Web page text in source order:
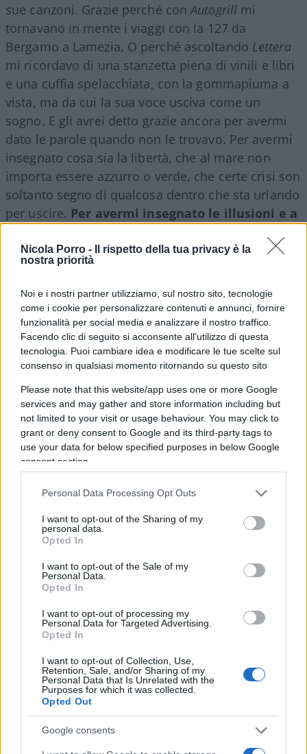
Nicola Porro -
Il rispetto della tua privacy è la
nostra priorità
Noi e i nostri partner utilizziamo, sul nostro sito, tecnologie
come i cookie per personalizzare contenuti e annunci, fornire
funzionalità per social media e analizzare il nostro traffico.
Facendo clic di seguito si acconsente all'utilizzo di questa
tecnologia. Puoi cambiare idea e modificare le tue scelte sul
consenso in qualsiasi momento ritornando su questo sito
Please note that this website/app uses one or more Google
services and may gather and store information including but
not limited to your visit or usage behaviour. You may click to
grant or deny consent to Google and its third-party tags to
use your data for below specified purposes in below Google
consent section.
Personal Data Processing Opt Outs
I want to opt-out of the Sharing of my
personal data.
Opted In
I want to opt-out of the Sale of my
Personal Data.
Opted In
I want to opt-out of processing my
Personal Data for Targeted Advertising.
Opted In
I want to opt-out of Collection, Use,
Retention, Sale, and/or Sharing of my
Personal Data that Is Unrelated with the
Purposes for which it was collected.
Opted Out
Google consents
sue canzoni. Grazie perché conAutogrill mi
tornavano in mente i viaggi con la 127 da
Bergamo a Lamezia. O perché ascoltando Lettera
mi ricordavo di una stanzetta piena di vinili e libri
e una cuffia spelacchiata, con la gommapiuma a
vista, ma da cui la sua voce usciva come un
sogno. E gli avrei detto grazie ancora per avermi
dato le parole quando non le trovavo. Per avermi
insegnato cosa sia la libertà, che al mare non
importa essere azzurro o verde, che certe crisi son
soltanto segno di qualcosa dentro che sta urlando
per uscire. Per avermi insegnato le illusioni e a
Odisseo, e poi di Cirano, di Colombo, di Sancho
Panza e Don Chisciotte. A saper distinguere
quello che non da quello che è. E tante, tante,
tante altre cose per cui non ci sarebbero grazie
che potrebbero bastare.
Guccininella mia vita. Probabilmente cercherò di
capirlo da oggi in poi. Finché non verrà il tempo,
in faccia a tutto il mondo per rincontrarlo.